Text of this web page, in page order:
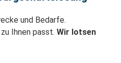
und Bedarfe.
Ihnen passt. Wir lotsen